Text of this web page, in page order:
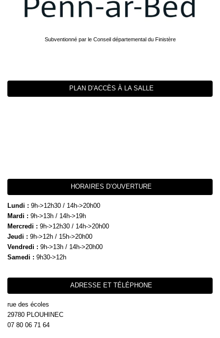
Subventionné par le Conseil départemental du Finistère
PLAN D’ACCÈS À LA SALLE
HORAIRES D’OUVERTURE
Lundi : 9h->12h30 / 14h->20h00
Mardi : 9h->13h / 14h->19h
Mercredi : 9h->12h30 / 14h->20h00
Jeudi : 9h->12h / 15h->20h00
Vendredi : 9h->13h / 14h->20h00
Samedi : 9h30->12h
ADRESSE ET TÉLÉPHONE
rue des écoles
29780 PLOUHINEC
07 80 06 71 64